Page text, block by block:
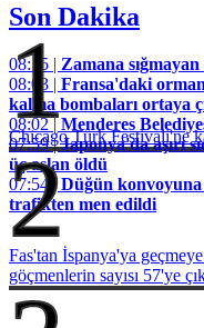
Son Dakika
08:15 | Zamana
08:03 | Fransa'daki
kalma bombaları ortaya
08:02 |Menderes
07:59 |Japonya'da aşırı
üç aslan öldü
07:54 |Düğün konvoyuna
trafikten men edildi
1
Chicago Türk Festivali'ne
2
Fas'tan İspanya'ya
göçmenlerin sayısı 57'ye